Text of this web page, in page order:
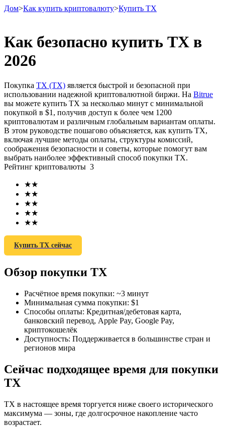
Фьючерсы
USDT-фьючерсы
обеспечения
Фьючерсы на COIN-M
Криптовалютные фьючерсы
TradFi
сырьевые товары
Дом>Как купить криптовалюту>Купить TX
Как безопасно купить TX в
2026
Покупка TX (TX) является быстрой и безопасной при
использовании надежной криптовалютной биржи. На Bitrue
вы можете купить TX за несколько минут с минимальной
покупкой в ​​$1, получив доступ к более чем 1200
криптовалютам и различным глобальным вариантам оплаты.
В этом руководстве пошагово объясняется, как купить TX,
включая лучшие методы оплаты, структуры комиссий,
соображения безопасности и советы, которые помогут вам
выбрать наиболее эффективный способ покупки TX.
Рейтинг криптовалюты 3
★★
★★
★★
★★
★★
Купить TX сейчас
Обзор покупки TX
Расчётное время покупки: ~3 минут
Минимальная сумма покупки: $1
Способы оплаты: Кредитная/дебетовая карта,
банковский перевод, Apple Pay, Google Pay,
криптокошелёк
Доступность: Поддерживается в большинстве стран и
регионов мира
Сейчас подходящее время для покупки
TX
TX в настоящее время торгуется ниже своего исторического
максимума — зоны, где долгосрочное накопление часто
возрастает.